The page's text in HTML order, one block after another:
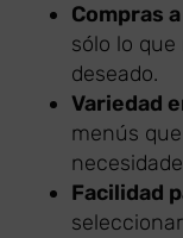
Compras
sólo lo
deseado.
Variedad
menús
Facilidad